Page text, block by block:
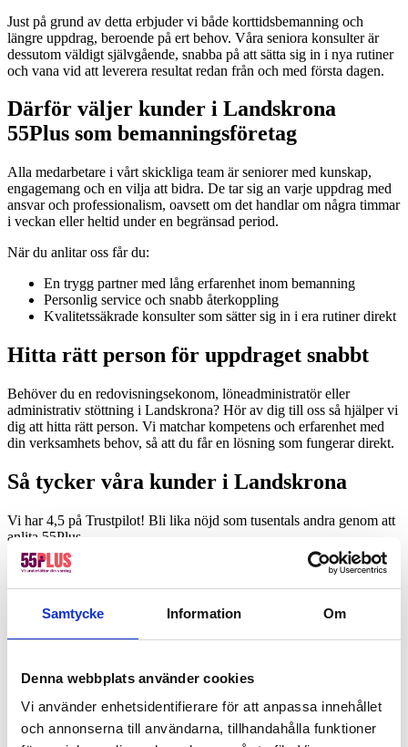
Samtycke Information Om
Denna webbplats använder cookies
Vi använder enhetsidentifierare för att anpassa innehållet
och annonserna till användarna, tillhandahålla funktioner
Just på grund av detta erbjuder vi både korttidsbemanning och
längre uppdrag, beroende på ert behov. Våra seniora konsulter är
dessutom väldigt självgående, snabba på att sätta sig in i nya rutiner
och vana vid att leverera resultat redan från och med första dagen.
Därför väljer kunder i Landskrona
55Plus som bemanningsföretag
Alla medarbetare i vårt skickliga team är seniorer med kunskap,
engagemang och en vilja att bidra. De tar sig an varje uppdrag med
ansvar och professionalism, oavsett om det handlar om några timmar
i veckan eller heltid under en begränsad period.
När du anlitar oss får du:
En trygg partner med lång erfarenhet inom bemanning
Personlig service och snabb återkoppling
Kvalitetssäkrade konsulter som sätter sig in i era rutiner direkt
Hitta rätt person för uppdraget snabbt
Behöver du en redovisningsekonom, löneadministratör eller
administrativ stöttning i Landskrona? Hör av dig till oss så hjälper vi
dig att hitta rätt person. Vi matchar kompetens och erfarenhet med
din verksamhets behov, så att du får en lösning som fungerar direkt.
Så tycker våra kunder i Landskrona
Vi har 4,5 på Trustpilot! Bli lika nöjd som tusentals andra genom att
anlita 55Plus.
Offertförfrågan
Värdar, informatörer & bemanning
Ekonomi, administration, löner & HR